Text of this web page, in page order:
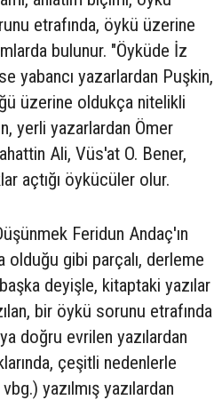
etrafında, öykü üzerine
bulunur. "Öyküde İz
yabancı yazarlardan Puşkin,
üzerine oldukça nitelikli
yerli yazarlardan Ömer
Ali, Vüs'at O. Bener,
açtığı öykücüler olur.
Feridun Andaç'ın
olduğu gibi parçalı, derleme
deyişle, kitaptaki yazılar
bir öykü sorunu etrafında
doğru evrilen yazılardan
çeşitli nedenlerle
yazılmış yazılardan